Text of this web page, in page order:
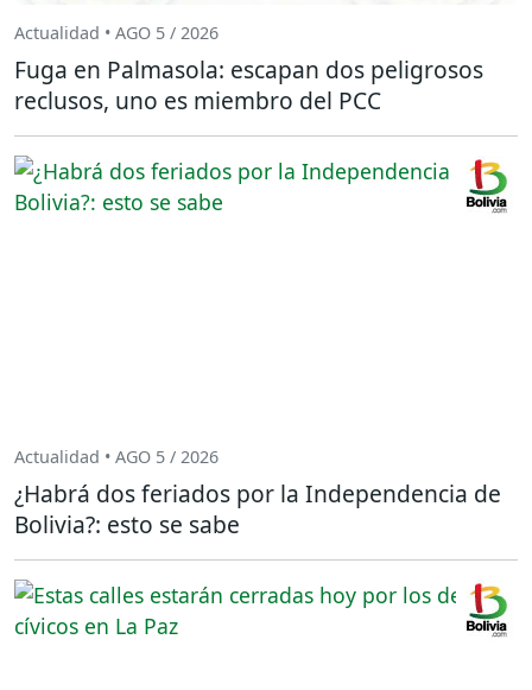
Actualidad • AGO 5 / 2026
Fuga en Palmasola: escapan dos peligrosos
reclusos, uno es miembro del PCC
Actualidad • AGO 5 / 2026
¿Habrá dos feriados por la Independencia de
Bolivia?: esto se sabe